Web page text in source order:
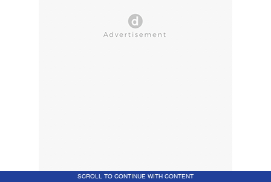
SCROLL TO CONTINUE WITH CONTENT